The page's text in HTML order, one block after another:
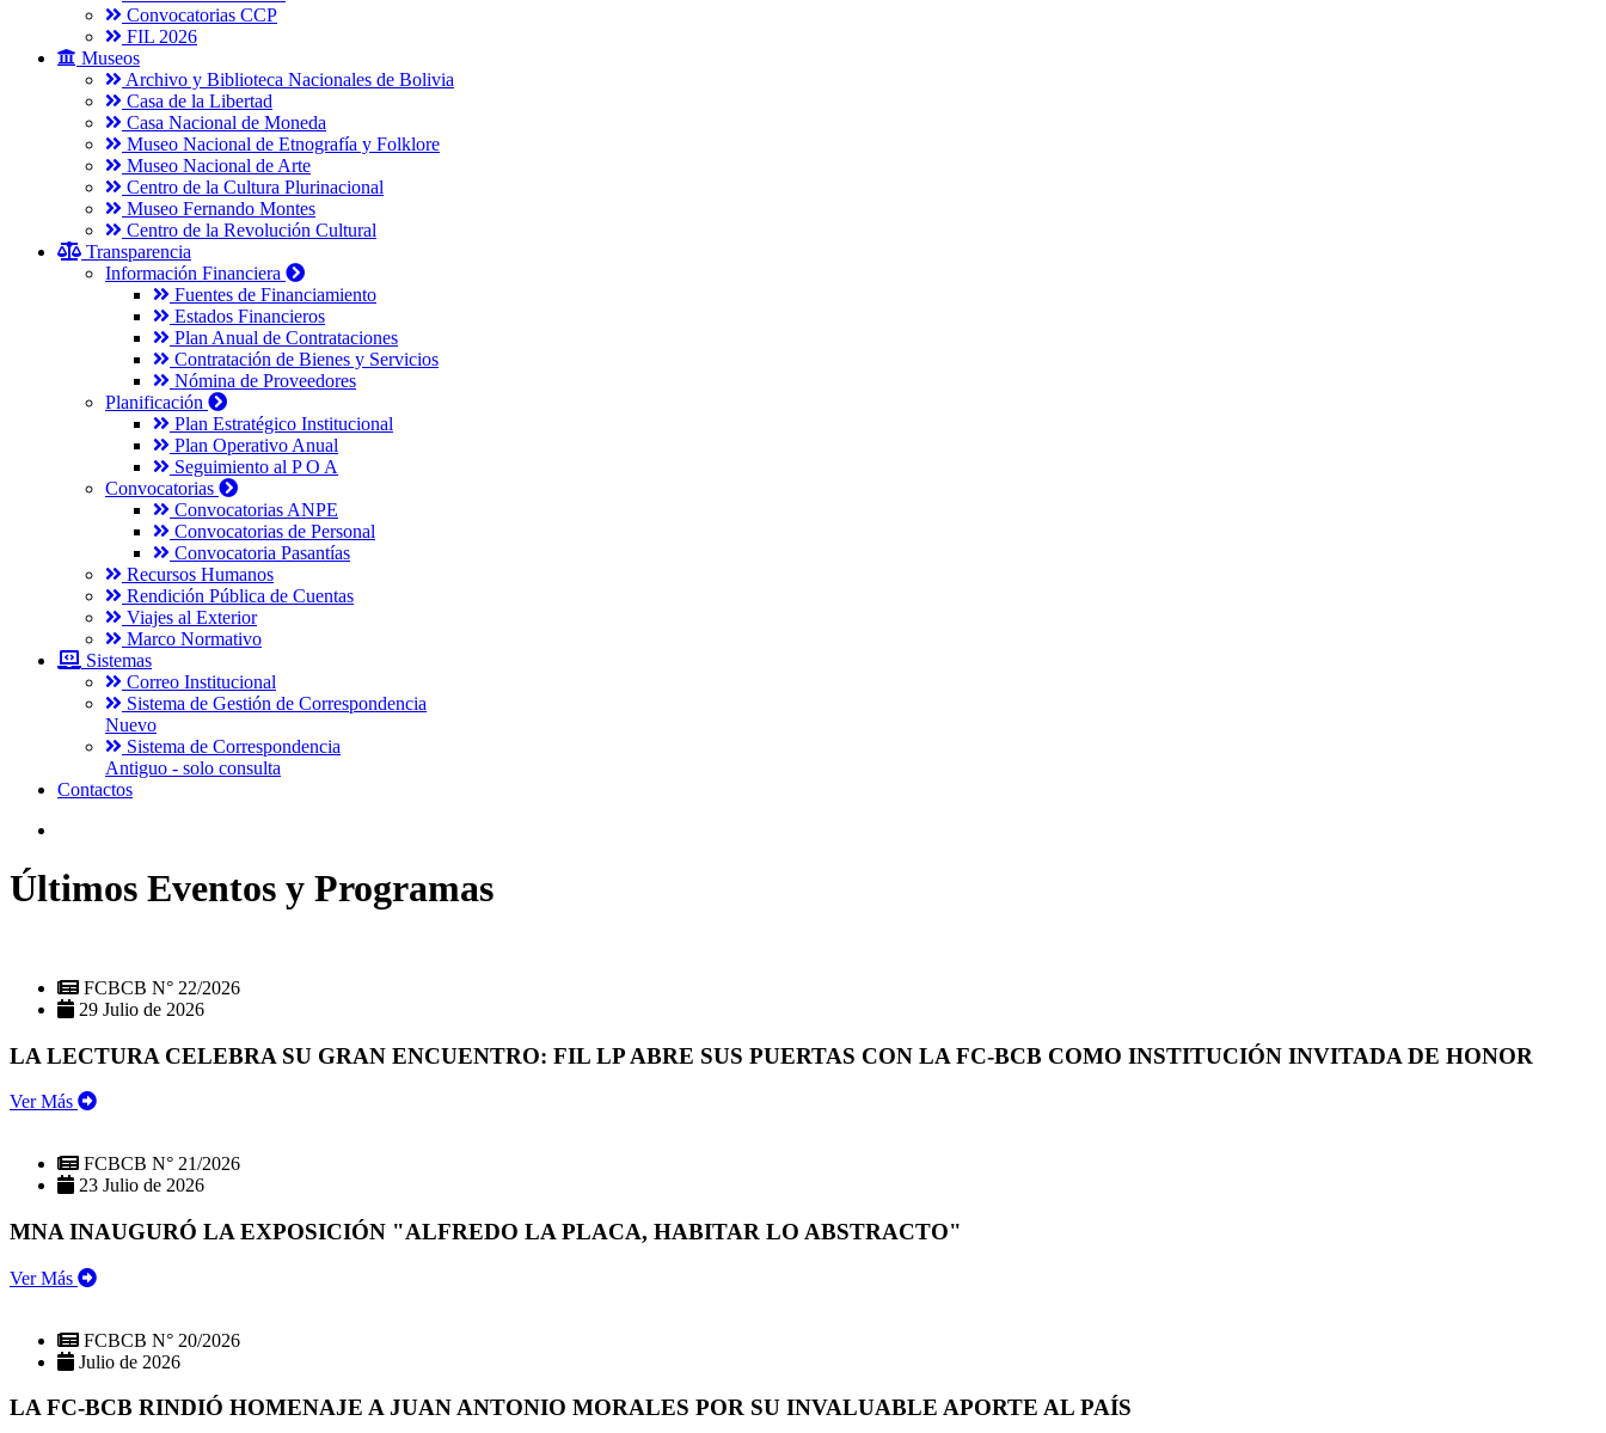
Convocatorias CCP
FIL 2026
Museos
Archivo y Biblioteca Nacionales de Bolivia
Casa de la Libertad
Casa Nacional de Moneda
Museo Nacional de Etnografía y Folklore
Museo Nacional de Arte
Centro de la Cultura Plurinacional
Museo Fernando Montes
Centro de la Revolución Cultural
Transparencia
Información Financiera
Fuentes de Financiamiento
Estados Financieros
Plan Anual de Contrataciones
Contratación de Bienes y Servicios
Nómina de Proveedores
Planificación
Plan Estratégico Institucional
Plan Operativo Anual
Seguimiento al P O A
Convocatorias
Convocatorias ANPE
Convocatorias de Personal
Convocatoria Pasantías
Recursos Humanos
Rendición Pública de Cuentas
Viajes al Exterior
Marco Normativo
Sistemas
Correo Institucional
Sistema de Gestión de Correspondencia
Nuevo
Sistema de Correspondencia
Antiguo - solo consulta
Contactos
Últimos Eventos y Programas
FCBCB N° 22/2026
29 Julio de 2026
LA LECTURA CELEBRA SU GRAN ENCUENTRO: FIL LP ABRE SUS PUERTAS CON LA FC-BCB COMO INSTITUCIÓN INVITADA DE HONOR
Ver Más
FCBCB N° 21/2026
23 Julio de 2026
MNA INAUGURÓ LA EXPOSICIÓN "ALFREDO LA PLACA, HABITAR LO ABSTRACTO"
Ver Más
FCBCB N° 20/2026
Julio de 2026
LA FC-BCB RINDIÓ HOMENAJE A JUAN ANTONIO MORALES POR SU INVALUABLE APORTE AL PAÍS